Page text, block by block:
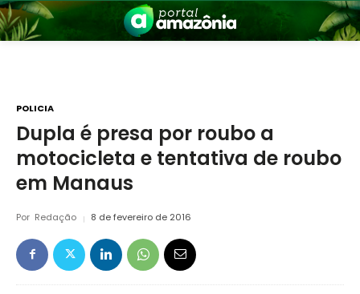
POLICIA
Dupla é presa por roubo a
motocicleta e tentativa de roubo
em Manaus
Por Redação 8 de fevereiro de 2016